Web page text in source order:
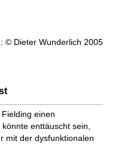
© Dieter Wunderlich 2005
einen
enttäuscht sein,
mit der dysfunktionalen